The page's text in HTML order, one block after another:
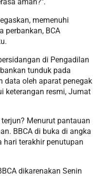
memenuhi
perbankan, BCA
di Pengadilan
tunduk pada
data oleh aparat penegak
keterangan resmi, Jumat
Menurut pantauan
BBCA di buka di angka
hari terakhir penutupan
dikarenakan Senin